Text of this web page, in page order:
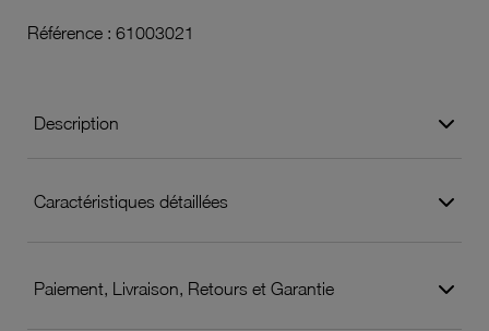
Référence : 61003021
Description
Caractéristiques détaillées
Paiement, Livraison, Retours et Garantie